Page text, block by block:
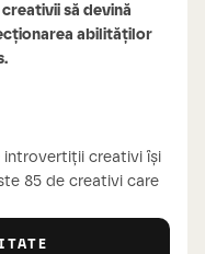
să devină
abilităților
creativi își
85 de creativi care